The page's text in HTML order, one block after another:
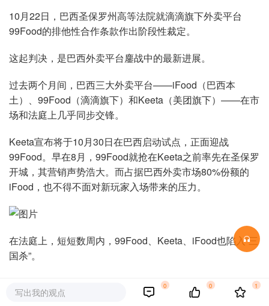
10月22日，巴西圣保罗州高等法院就滴滴旗下外卖平台
99Food的排他性合作条款作出阶段性裁定。
这起判决，是巴西外卖平台鏖战中的最新进展。
过去两个月间，巴西三大外卖平台——iFood（巴西本
土）、99Food（滴滴旗下）和Keeta（美团旗下）——在市
场和法庭上几乎同步交锋。
Keeta宣布将于10月30日在巴西启动试点，正面迎战
99Food。早在8月，99Food就抢在Keeta之前率先在圣保罗
开城，其营销声势浩大。而占据巴西外卖市场80%份额的
iFood，也不得不面对新玩家入场带来的压力。
在法庭上，短短数周内，99Food、Keeta、iFood也陷入“三
国杀”。
据公开报道，当地时间8月14日，Keeta在巴西法院起
诉99Food，指控其与商户签订排他性协议；
写出我的观点
0 0 1